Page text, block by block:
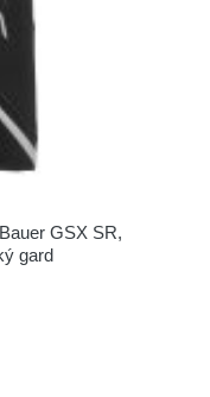
GSX SR,
gard